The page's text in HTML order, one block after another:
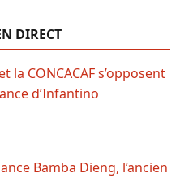
DIRECT
et la CONCACAF s’opposent
d’Infantino
Bamba Dieng, l’ancien